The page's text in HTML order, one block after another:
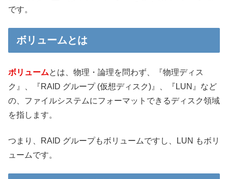
です。
ボリュームとは
ボリュームとは、物理・論理を問わず、『物理ディス
ク』、『RAID グループ (仮想ディスク)』、『LUN』など
の、ファイルシステムにフォーマットできるディスク領域
を指します。
つまり、RAID グループもボリュームですし、LUN もボリ
ュームです。